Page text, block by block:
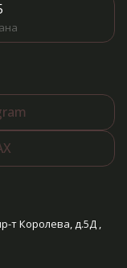
т Королева, д.5Д ,